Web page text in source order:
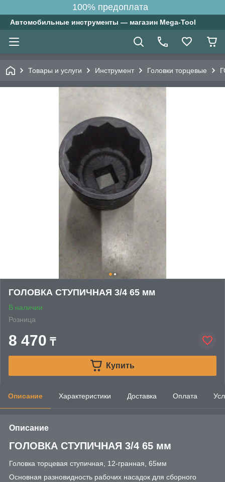
100% предоплата
Автомобильные инструменты — магазин Mega-Tool
Товары и услуги Инструмент Головки торцевые
ГОЛОВКА СТУПИЧНАЯ 3/4 65 мм
В наличии
Розница
8 470 ₸
Купить
Описание Характеристики Доставка Оплата
Описание
ГОЛОВКА СТУПИЧНАЯ 3/4 65 мм
Головка торцевая ступичная, 12-гранная, 65мм
Основная разновидность рабочих насадок для сборного